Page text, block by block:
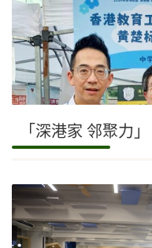
「深港家 邻聚力」